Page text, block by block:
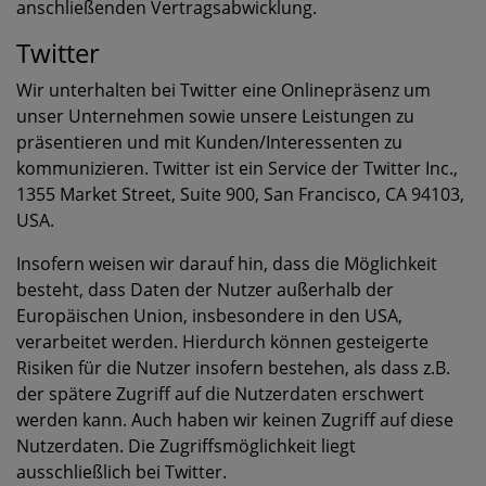
anschließenden Vertragsabwicklung.
Twitter
Wir unterhalten bei Twitter eine Onlinepräsenz um
unser Unternehmen sowie unsere Leistungen zu
präsentieren und mit Kunden/Interessenten zu
kommunizieren. Twitter ist ein Service der Twitter Inc.,
1355 Market Street, Suite 900, San Francisco, CA 94103,
USA.
Insofern weisen wir darauf hin, dass die Möglichkeit
besteht, dass Daten der Nutzer außerhalb der
Europäischen Union, insbesondere in den USA,
verarbeitet werden. Hierdurch können gesteigerte
Risiken für die Nutzer insofern bestehen, als dass z.B.
der spätere Zugriff auf die Nutzerdaten erschwert
werden kann. Auch haben wir keinen Zugriff auf diese
Nutzerdaten. Die Zugriffsmöglichkeit liegt
ausschließlich bei Twitter.